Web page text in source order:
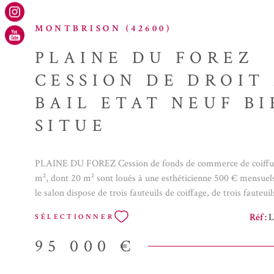
MONTBRISON (42600)
PLAINE DU FOREZ
CESSION DE DROIT
BAIL ETAT NEUF
SITUE
PLAINE DU FOREZ Cession de fonds de commerce de
m², dont 20 m² sont loués à une esthéticienne 500 €
le salon dispose de trois fauteuils de coiffage, de trois
neufs pour les bacs et de deux fauteuils techniques. Pourrait
deux coiffeurs. Aucun travaux à prévoir, belle affaire à
offre un espace dressing, un coin cuisine, une buanderie et
SÉLECTIONNER Réf :
95 000 €